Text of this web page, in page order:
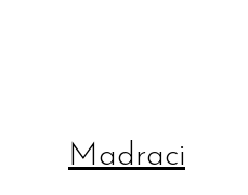
Madraci